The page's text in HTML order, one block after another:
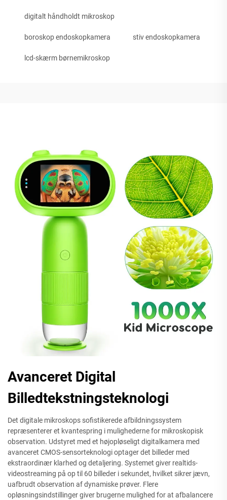
digitalt håndholdt mikroskop
boroskop endoskopkamera stiv endoskopkamera
lcd-skærm børnemikroskop
Avanceret Digital
Billedtekstningsteknologi
Det digitale mikroskops sofistikerede afbildningssystem
repræsenterer et kvantespring i mulighederne for mikroskopisk
observation. Udstyret med et højopløseligt digitalkamera med
avanceret CMOS-sensorteknologi optager det billeder med
ekstraordinær klarhed og detaljering. Systemet giver realtids-
videostreaming på op til 60 billeder i sekundet, hvilket sikrer jævn,
uafbrudt observation af dynamiske prøver. Flere
opløsningsindstillinger giver brugerne mulighed for at afbalancere